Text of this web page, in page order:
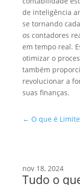
de inteligência
se tornando
os contadores
em tempo real.
otimizar o
também
revolucionar a
suas finanças.
← O que é
nov 18, 2024
Tudo o